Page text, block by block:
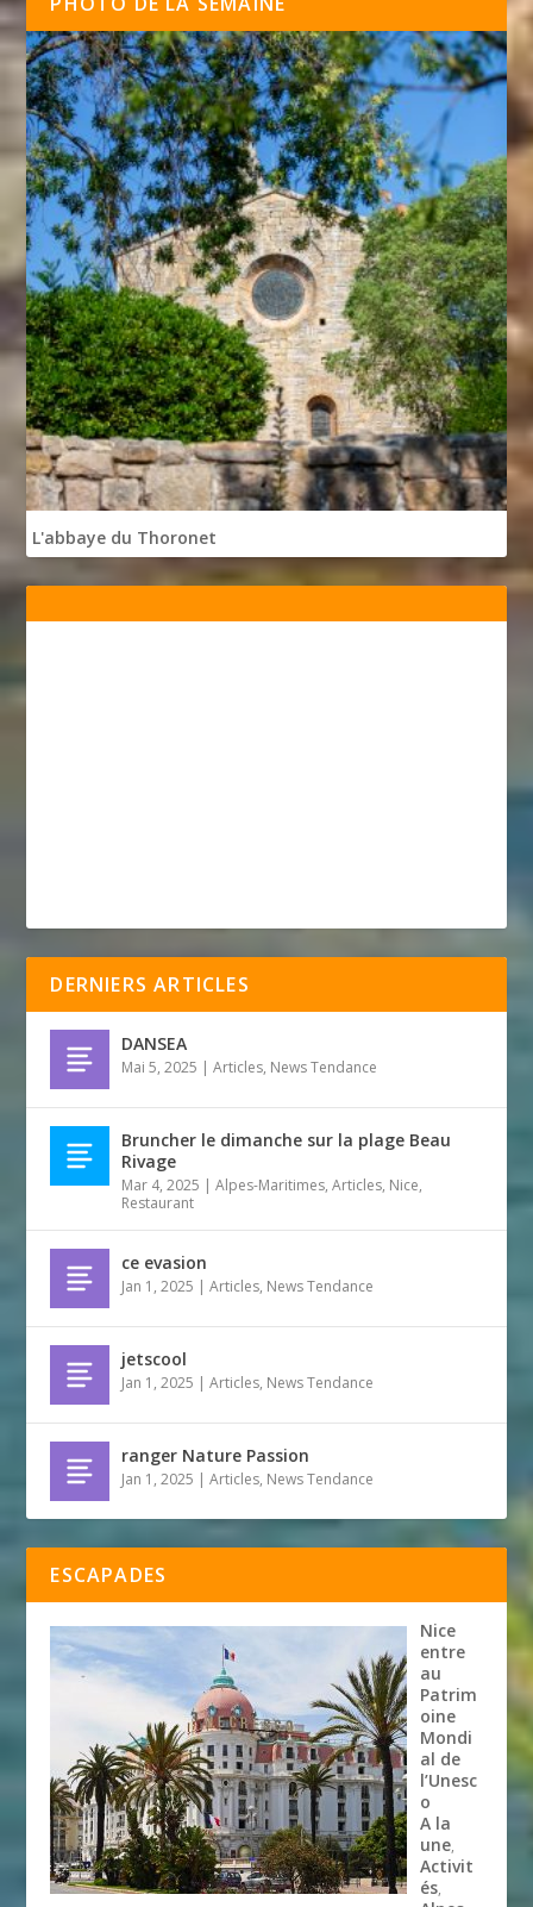
L'abbaye du Thoronet
DERNIERS ARTICLES
DANSEA
Mai 5, 2025 |Articles, News Tendance
Bruncher le dimanche sur la plage Beau
Rivage
Mar 4, 2025 |Alpes-Maritimes,Articles, Nice,
Restaurant
ce evasion
Jan 1, 2025 |Articles, News Tendance
jetscool
Jan 1, 2025 |Articles, News Tendance
ranger Nature Passion
Jan 1, 2025 |Articles, News Tendance
ESCAPADES
Nice
entre
au
Patrim
oine
Mondi
al de
l’Unesc
o
A la
une,
Activit
és,